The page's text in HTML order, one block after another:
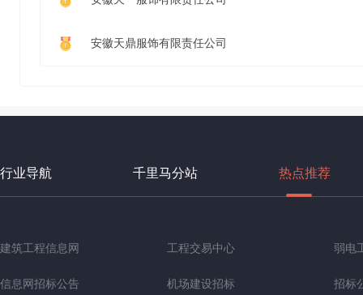
安徽天鼎服饰有限责任公司
行业导航 千里马分站 热点推荐
建筑工程信息网 工程交易中心 弱电
信息网招标公告 机场建设招标 招标